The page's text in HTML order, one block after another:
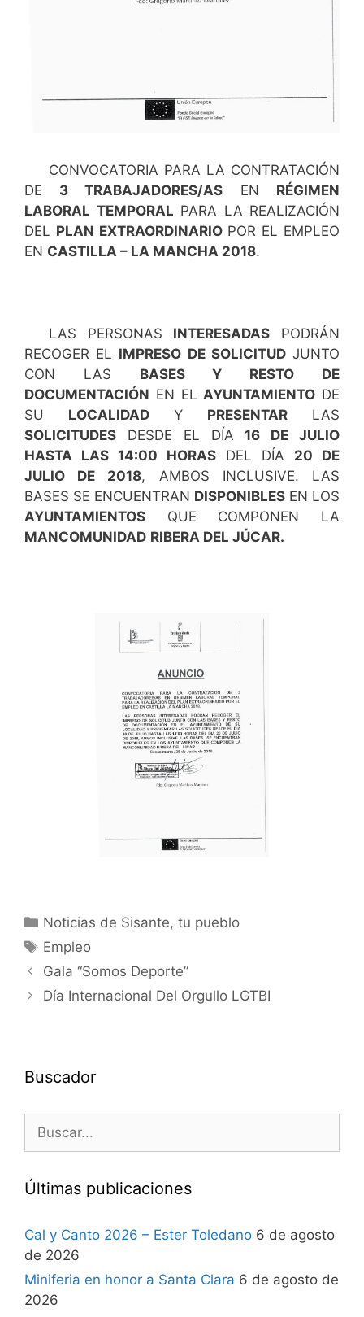
CONVOCATORIA PARA LA CONTRATACIÓN
DE 3 TRABAJADORES/AS EN RÉGIMEN
LABORAL TEMPORAL PARA LA REALIZACIÓN
DEL PLAN EXTRAORDINARIOPOR EL EMPLEO
EN CASTILLA – LA MANCHA 2018.
LAS PERSONAS INTERESADAS PODRÁN
RECOGER EL IMPRESO DE SOLICITUDJUNTO
CON LAS BASES Y RESTO DE
DOCUMENTACIÓN EN EL AYUNTAMIENTO DE
SU LOCALIDAD Y PRESENTAR LAS
SOLICITUDES DESDE EL DÍA16 DE JULIO
HASTA LAS 14:00 HORAS DEL DÍA 20 DE
JULIO DE 2018, AMBOS INCLUSIVE. LAS
BASES SE ENCUENTRAN DISPONIBLES EN LOS
AYUNTAMIENTOS QUE COMPONEN LA
MANCOMUNIDAD RIBERA DEL JÚCAR.
Noticias de Sisante, tu pueblo
Empleo
Gala “Somos Deporte”
Día Internacional Del Orgullo LGTBI
Buscador
Últimas publicaciones
Cal y Canto 2026 – Ester Toledano 6 de agosto
de 2026
Miniferia en honor a Santa Clara 6 de agosto de
2026